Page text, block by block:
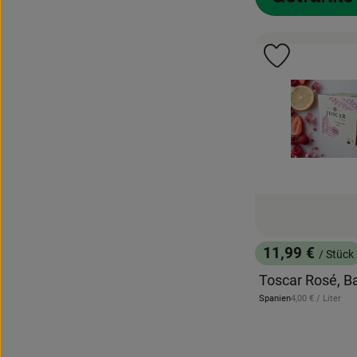
, Preis:
11,99 € / Stück
Toscar Rosé,
, Herkunft:
Spanien, Referenzpreis:
4,00 € / Liter
Produkt